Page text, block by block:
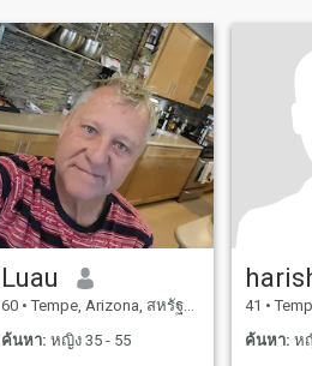
Luau
60 • Tempe, Arizona, สหรัฐอเมริกา
ค้นหา: หญิง 35 - 55
41 •
ค้นหา: ห